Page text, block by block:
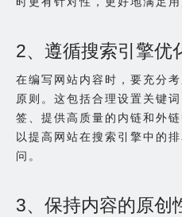
2、遵循搜索引擎优
在编写网站内容时，要充分
原则。这包括合理设置关键
签、提供高质量的内链和外
以提高网站在搜索引擎中的
问。
3、保持内容的原创